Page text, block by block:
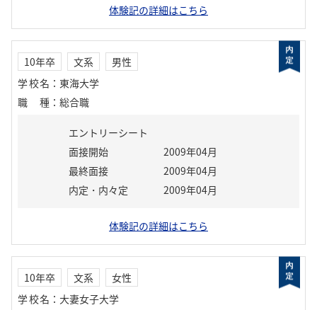
体験記の詳細はこちら
10年卒 文系
男性
学校名 ： 東海大学
職種 ： 総合職
エントリーシート
面接開始
2009年04月
最終面接
2009年04月
内定・内々定
2009年04月
体験記の詳細はこちら
10年卒 文系
女性
学校名 ： 大妻女子大学